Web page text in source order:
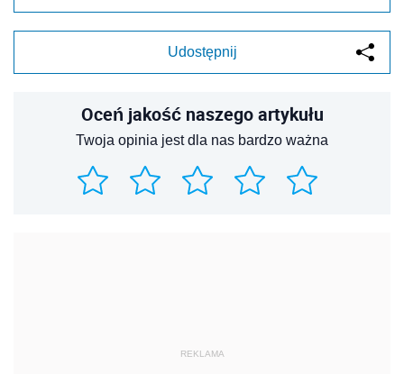
Udostępnij
Oceń jakość naszego artykułu
Twoja opinia jest dla nas bardzo ważna
REKLAMA